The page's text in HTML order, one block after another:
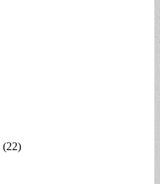
(22)